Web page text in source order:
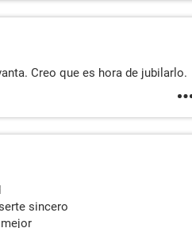
Creo que es hora de jubilarlo.
sincero